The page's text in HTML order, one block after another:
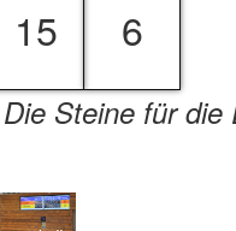
15 6
Die Steine für die